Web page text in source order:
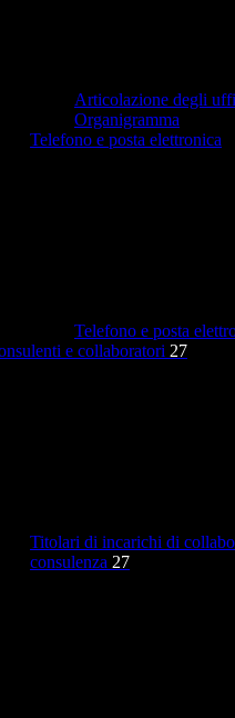
Articolazione degli
Organigramma
Telefono e posta elettronica
Telefono e posta
e collaboratori 27
Titolari di incarichi di
consulenza 27